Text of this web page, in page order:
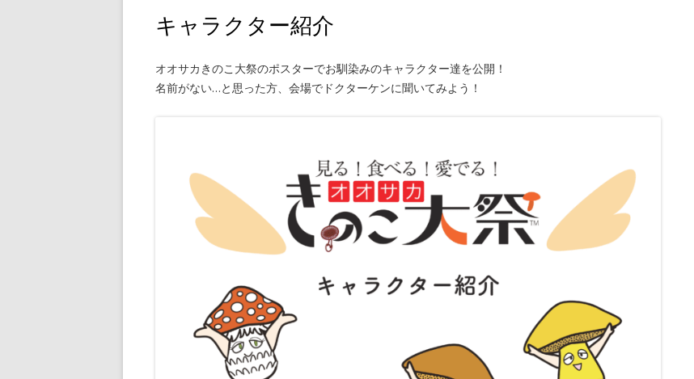
キャラクター紹介
オオサカきのこ大祭のポスターでお馴染みのキャラクター達を公開！
名前がない…と思った方、会場でドクターケンに聞いてみよう！